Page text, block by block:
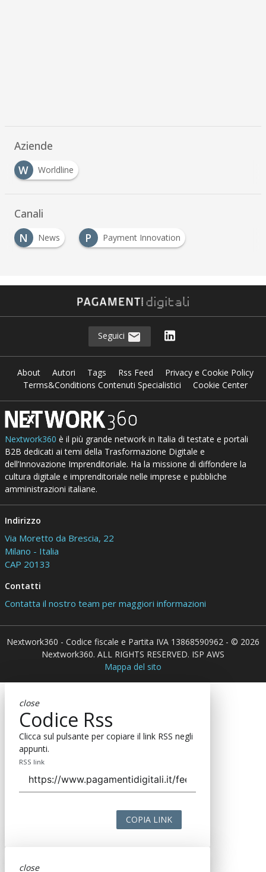
Aziende
W
Worldline
Canali
N
News P
Payment Innovation
Seguici
About Autori Tags Rss Feed
Privacy e Cookie Policy
Terms&Conditions Contenuti Specialistici
Cookie Center
Nextwork360 è il più grande network in Italia di testate e portali
B2B dedicati ai temi della Trasformazione Digitale e
dell’Innovazione Imprenditoriale. Ha la missione di diffondere la
cultura digitale e imprenditoriale nelle imprese e pubbliche
amministrazioni italiane.
Indirizzo
Via Moretto da Brescia, 22
Milano - Italia
CAP 20133
Contatti
Contatta il nostro team per maggiori informazioni
Nextwork360 - Codice fiscale e Partita IVA 13868590962 - © 2026
Nextwork360. ALL RIGHTS RESERVED. ISP AWS
Mappa del sito
close
Codice Rss
Clicca sul pulsante per copiare il link RSS negli
appunti.
RSS link
COPIA LINK
close